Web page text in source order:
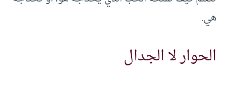
هي.
الحوار لا الجدال